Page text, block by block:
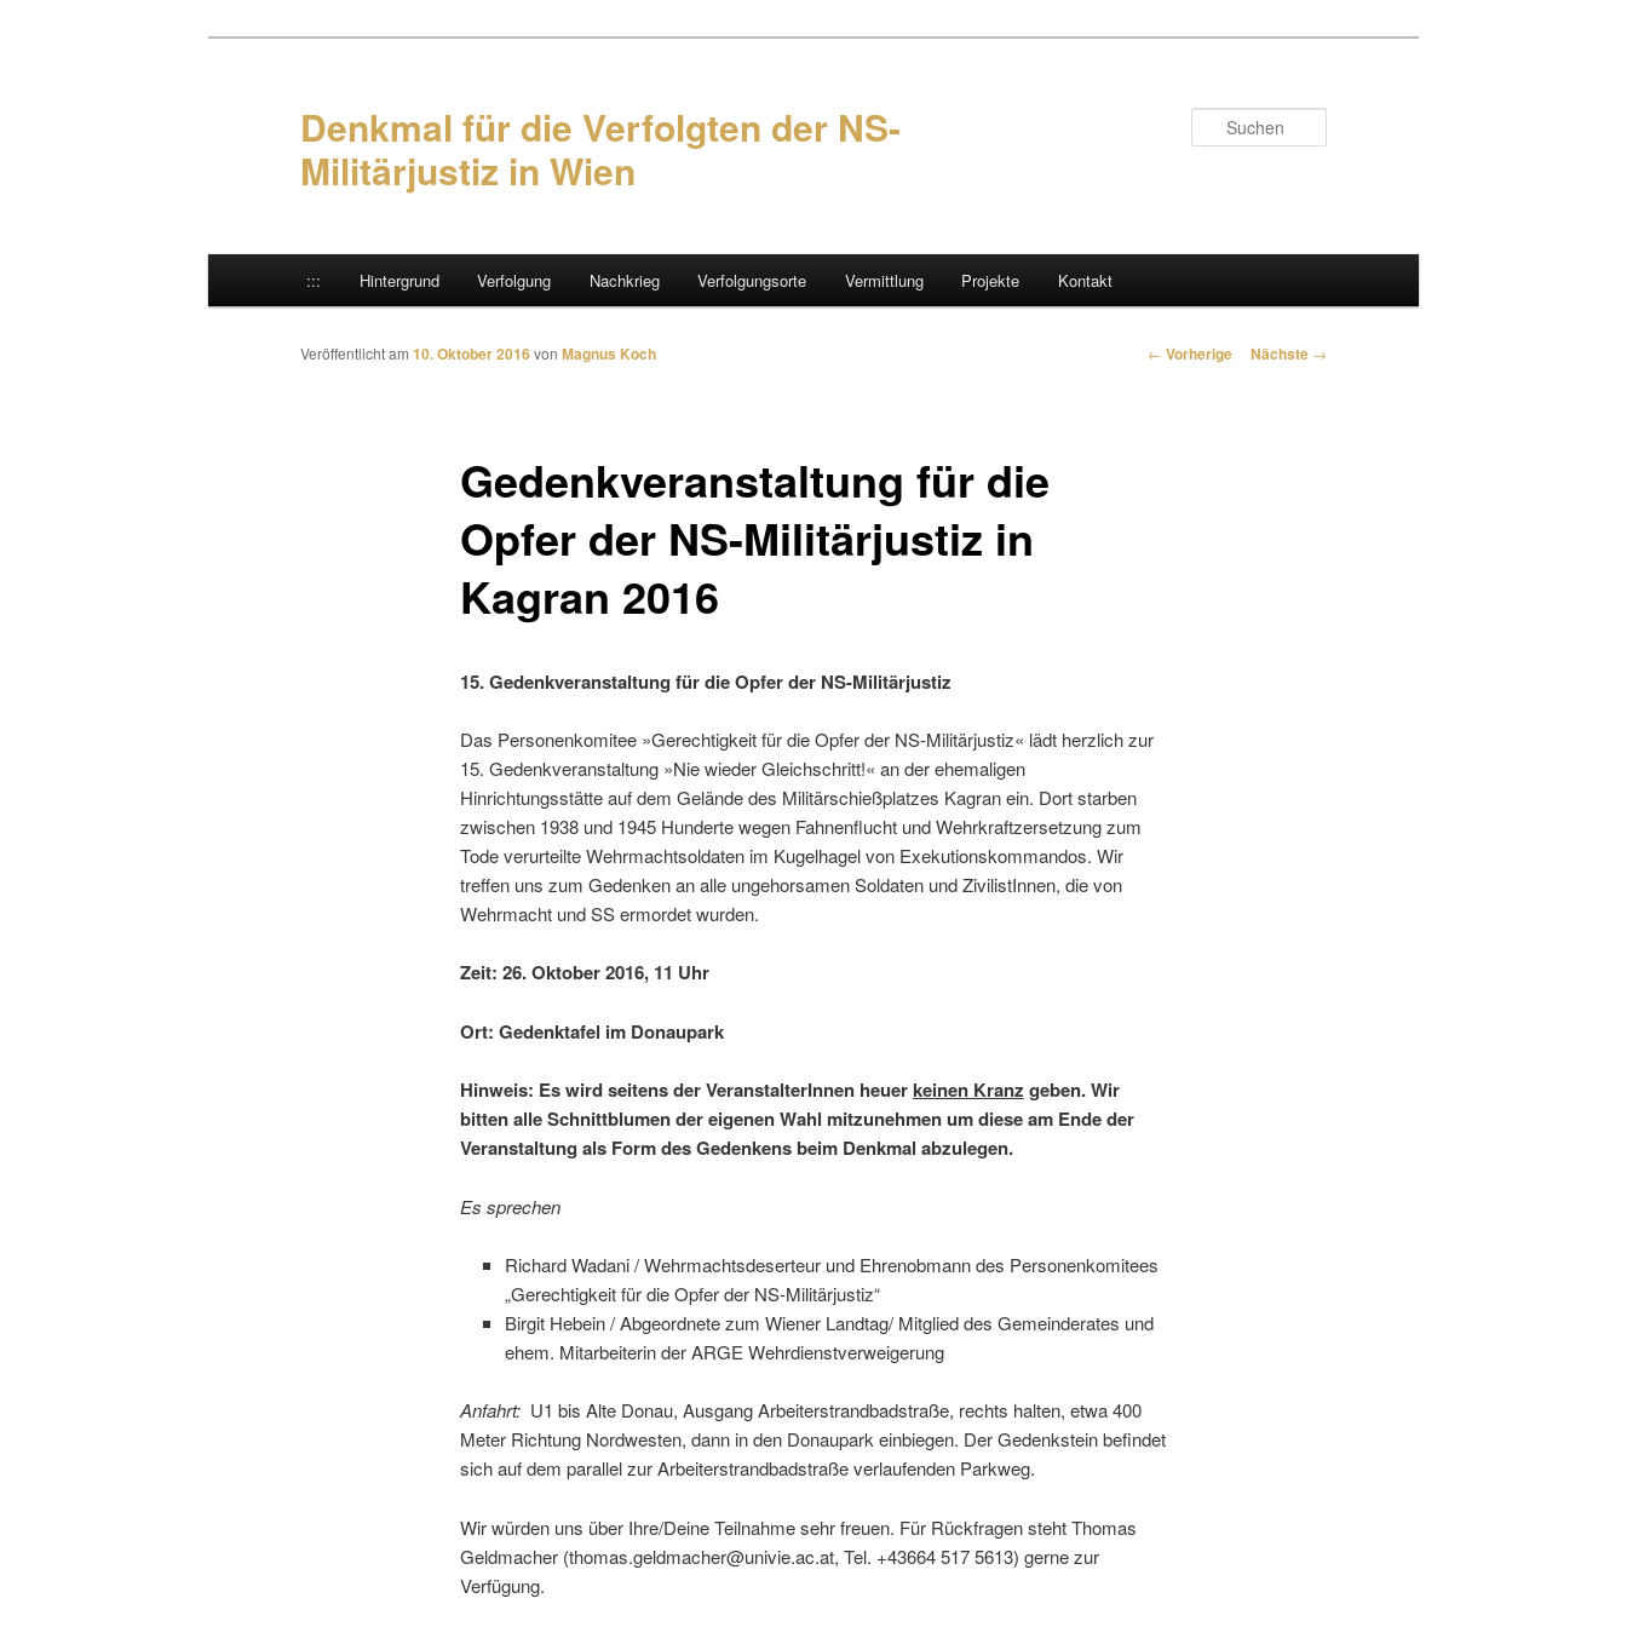
Denkmal für die Verfolgten der NS-
Militärjustiz in Wien
Zum Inhalt wechseln
Zum sekundären Inhalt wechseln
::: Hintergrund Verfolgung Nachkrieg Verfolgungsorte Vermittlung Projekte Kontakt
Artikelnavigation
← Vorherige Nächste →
Gedenkveranstaltung für die
Opfer der NS-Militärjustiz in
Kagran 2016
Veröffentlicht am 10. Oktober 2016von Magnus Koch
15. Gedenkveranstaltung für die Opfer der NS-Militärjustiz
Das Personenkomitee »Gerechtigkeit für die Opfer der NS-Militärjustiz« lädt herzlich zur
15. Gedenkveranstaltung »Nie wieder Gleichschritt!« an der ehemaligen
Hinrichtungsstätte auf dem Gelände des Militärschießplatzes Kagran ein. Dort starben
zwischen 1938 und 1945 Hunderte wegen Fahnenflucht und Wehrkraftzersetzung zum
Tode verurteilte Wehrmachtsoldaten im Kugelhagel von Exekutionskommandos. Wir
treffen uns zum Gedenken an alle ungehorsamen Soldaten und ZivilistInnen, die von
Wehrmacht und SS ermordet wurden.
Zeit: 26. Oktober 2016, 11 Uhr
Ort: Gedenktafel im Donaupark
Hinweis: Es wird seitens der VeranstalterInnen heuerkeinen Kranz geben. Wir
bitten alle Schnittblumen der eigenen Wahl mitzunehmen um diese am Ende der
Veranstaltung als Form des Gedenkens beim Denkmal abzulegen.
Es sprechen
Richard Wadani / Wehrmachtsdeserteur und Ehrenobmann des Personenkomitees
„Gerechtigkeit für die Opfer der NS-Militärjustiz“
Birgit Hebein / Abgeordnete zum Wiener Landtag/ Mitglied des Gemeinderates und
ehem. Mitarbeiterin der ARGE Wehrdienstverweigerung
Anfahrt: U1 bis Alte Donau, Ausgang Arbeiterstrandbadstraße, rechts halten, etwa 400
Meter Richtung Nordwesten, dann in den Donaupark einbiegen. Der Gedenkstein befindet
sich auf dem parallel zur Arbeiterstrandbadstraße verlaufenden Parkweg.
Wir würden uns über Ihre/Deine Teilnahme sehr freuen. Für Rückfragen steht Thomas
Geldmacher (thomas.geldmacher@univie.ac.at, Tel. +43664 517 5613) gerne zur
Verfügung.